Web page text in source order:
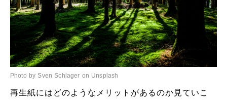
Photo by Sven Schlager on Unsplash
再生紙にはどのようなメリットがあるのか見ていこ